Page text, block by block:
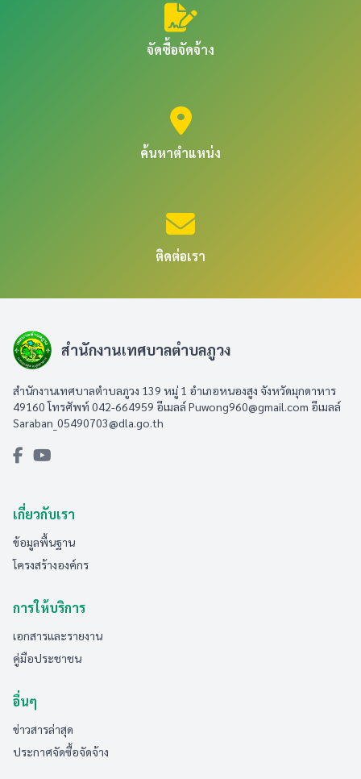
จัดซื้อจัดจ้าง
ค้นหาตำแหน่ง
ติดต่อเรา
สำนักงานเทศบาลตำบลภูวง
สำนักงานเทศบาลตำบลภูวง 139 หมู่ 1 อำเภอหนองสูง จังหวัดมุกดาหาร
49160 โทรศัพท์ 042-664959 อีเมลล์Puwong960@gmail.com อีเมลล์
Saraban_05490703@dla.go.th
เกี่ยวกับเรา
ข้อมูลพื้นฐาน
โครงสร้างองค์กร
การให้บริการ
เอกสารและรายงาน
คู่มือประชาชน
อื่นๆ
ข่าวสารล่าสุด
ประกาศจัดซื้อจัดจ้าง